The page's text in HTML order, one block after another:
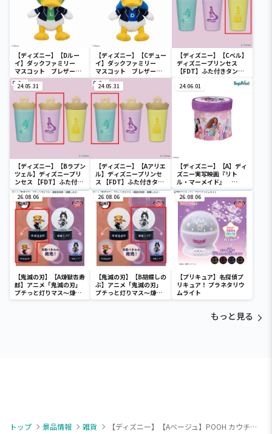
【ディズニー】【Dルー
イ】ダックファミリー
マスコット ブレザーコ
スチューム
【ディズニー】【Cデュー
イ】ダックファミリー
マスコット ブレザーコ
スチューム
【ディズニー】【Cベル】
ディズニープリンセス
【FDT】ふた付きタンブ
24.05.31
【ディズニー】【Bラプン
ツェル】ディズニープリ
ンセス 【FDT】ふた付き
タンブラー
24.05.31
【ディズニー】【Aアリエ
ル】ディズニープリンセ
ス 【FDT】ふた付きタン
ブラー
24.06.01
【ディズニー】【A】ディ
ズニー実写映画『リト
ル・マーメイド』
[PtZ]折り畳みボックス
チェアー
26.08.06
【鬼滅の刃】【A煉獄杏寿
郎】アニメ「鬼滅の刃」
プチっと灯りマス～煉獄
杏寿郎・胡蝶しのぶ～
26.08.06
【鬼滅の刃】【B胡蝶しの
ぶ】アニメ「鬼滅の刃」
プチっと灯りマス～煉獄
杏寿郎・胡蝶しのぶ～
26.08.06
【プリキュア】名探偵プ
リキュア！ プラネタリウ
ムライト
もっと見る
トップ 景品情報 雑貨
【ディズニー】【Aベージュ】POOH カウチクッション